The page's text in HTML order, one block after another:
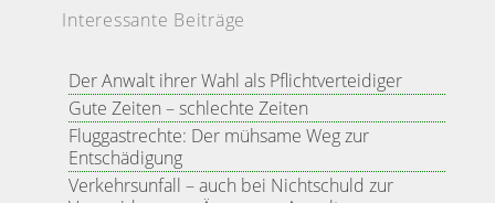
Interessante Beiträge
Der Anwalt ihrer Wahl als Pflichtverteidiger
Gute Zeiten – schlechte Zeiten
Fluggastrechte: Der mühsame Weg zur
Entschädigung
Verkehrsunfall – auch bei Nichtschuld zur